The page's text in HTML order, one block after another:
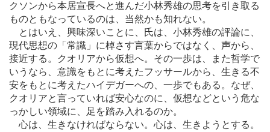
クソンから本居宣長へと進んだ小林秀雄の思考を引き取る
ものともなっているのは、当然かも知れない。
とはいえ、興味深いことに、氏は、小林秀雄の評論に、
現代思想の「常識」に棹さす言葉からではなく、声から、
接近する。クオリアから仮想へ。その一歩は、また哲学で
いうなら、意識をもとに考えたフッサールから、生きる不
安をもとに考えたハイデガーへの、一歩でもある。なぜ、
クオリアと言っていれば安心なのに、仮想などという危な
っかしい領域に、足を踏み入れるのか。
心は、生きなければならない。心は、生きようとする。